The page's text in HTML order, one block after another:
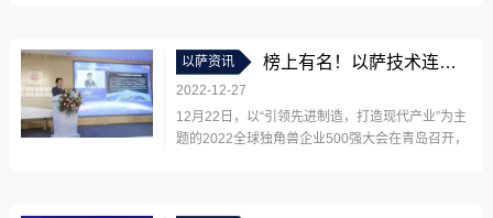
山东大数据产业发展及应用创新...
以萨资讯 榜上有名！以萨技术连续两年获评“全球独角兽企业500强”！
2022-12-27
12月22日，以“引领先进制造，打造现代产业”为主
题的2022全球独角兽企业500强大会在青岛召开，